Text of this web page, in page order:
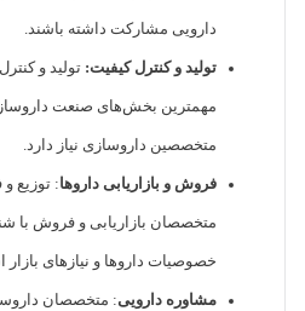
دارویی مشارکت داشته باشند.
تولید و کنترل کیفیت: تولید و
مهمترین بخش‌های صنعت
متخصصین داروسازی نیاز دارد.
فروش و بازاریابی داروها: توزیع و
متخصصان بازاریابی و فروش با
خصوصیات داروها و نیازهای
مشاوره دارویی: متخصصان